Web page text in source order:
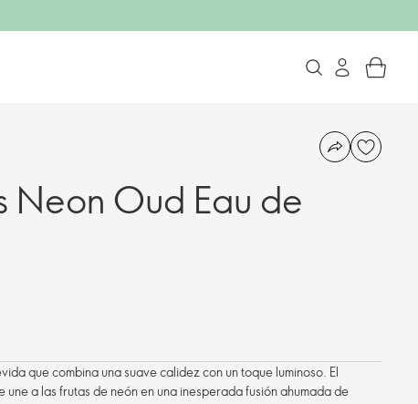
Neon Oud Eau de
que combina una suave calidez con un toque luminoso. El
une a las frutas de neón en una inesperada fusión ahumada de